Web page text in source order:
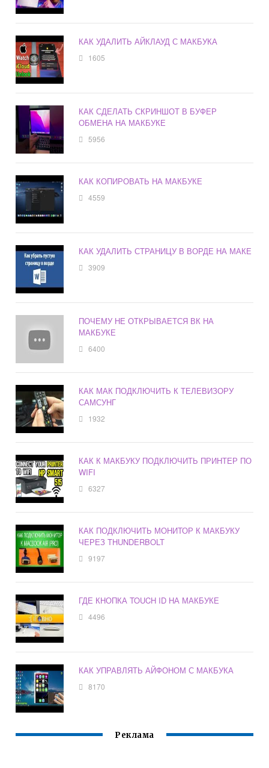
КАК УДАЛИТЬ АЙКЛАУД С МАКБУКА
1605
КАК СДЕЛАТЬ СКРИНШОТ В БУФЕР
ОБМЕНА НА МАКБУКЕ
5956
КАК КОПИРОВАТЬ НА МАКБУКЕ
4559
КАК УДАЛИТЬ СТРАНИЦУ В ВОРДЕ НА МАКЕ
3909
ПОЧЕМУ НЕ ОТКРЫВАЕТСЯ ВК НА
МАКБУКЕ
6400
КАК МАК ПОДКЛЮЧИТЬ К ТЕЛЕВИЗОРУ
САМСУНГ
1932
КАК К МАКБУКУ ПОДКЛЮЧИТЬ ПРИНТЕР ПО
WIFI
6327
КАК ПОДКЛЮЧИТЬ МОНИТОР К МАКБУКУ
ЧЕРЕЗ THUNDERBOLT
9197
ГДЕ КНОПКА TOUCH ID НА МАКБУКЕ
4496
КАК УПРАВЛЯТЬ АЙФОНОМ С МАКБУКА
8170
Реклама